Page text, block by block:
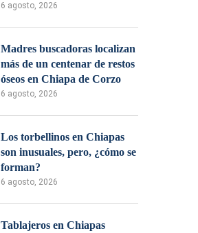
6 agosto, 2026
Madres buscadoras localizan
más de un centenar de restos
óseos en Chiapa de Corzo
6 agosto, 2026
Los torbellinos en Chiapas
son inusuales, pero, ¿cómo se
forman?
6 agosto, 2026
Tablajeros en Chiapas